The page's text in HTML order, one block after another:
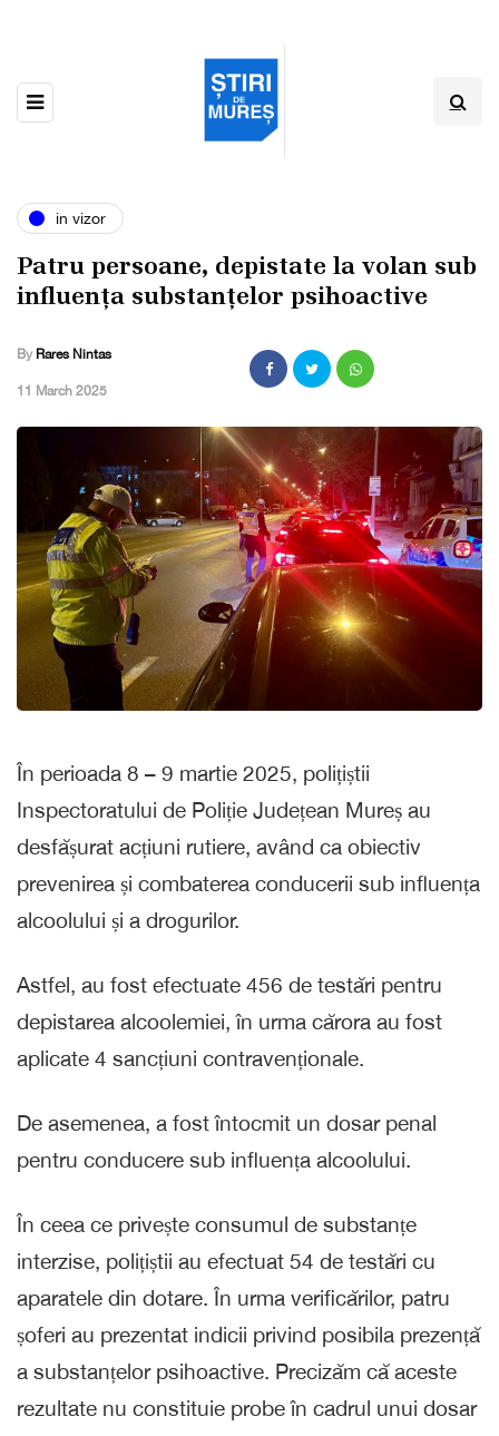
in vizor
Patru persoane, depistate la volan sub
influența substanțelor psihoactive
By Rares Nintas
,11 March 2025
În perioada 8 – 9 martie 2025, polițiștii
Inspectoratului de Poliție Județean Mureș au
desfășurat acțiuni rutiere, având ca obiectiv
prevenirea și combaterea conducerii sub influența
alcoolului și a drogurilor.
Astfel, au fost efectuate 456 de testări pentru
depistarea alcoolemiei, în urma cărora au fost
aplicate 4 sancțiuni contravenționale.
De asemenea, a fost întocmit un dosar penal
pentru conducere sub influența alcoolului.
În ceea ce privește consumul de substanțe
interzise, polițiștii au efectuat 54 de testări cu
aparatele din dotare. În urma verificărilor, patru
șoferi au prezentat indicii privind posibila prezență
a substanțelor psihoactive. Precizăm că aceste
rezultate nu constituie probe în cadrul unui dosar